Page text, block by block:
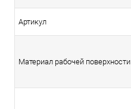
Артикул
Материал рабочей поверхности